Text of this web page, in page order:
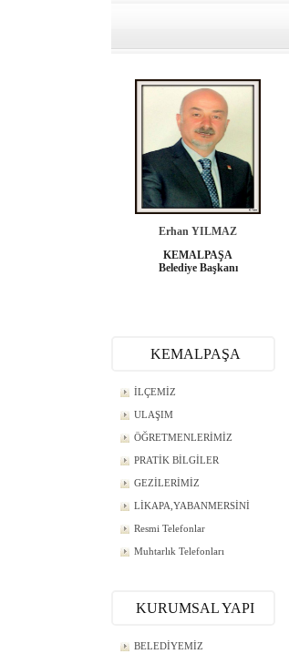
Erhan YILMAZ
KEMALPAŞA
Belediye Başkanı
KEMALPAŞA
İLÇEMİZ
ULAŞIM
ÖĞRETMENLERİMİZ
PRATİK BİLGİLER
GEZİLERİMİZ
LİKAPA,YABANMERSİNİ
Resmi Telefonlar
Muhtarlık Telefonları
KURUMSAL YAPI
BELEDİYEMİZ